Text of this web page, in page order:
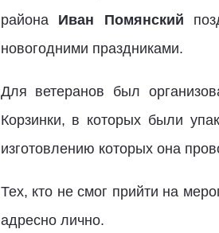
района Иван Помянский
новогодними праздниками.
Для ветеранов был
Корзинки, в которых были
изготовлению которых она
Тех, кто не смог прийти на
адресно лично.